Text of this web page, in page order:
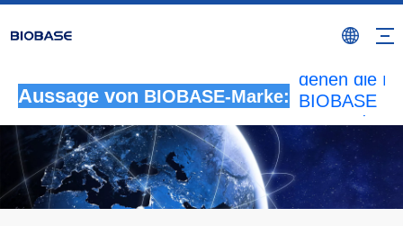
Aussage von BIOBASE-Marke:
autorisierten
Aktivitäten,
BIOBASE
verwendet
werden als
rechtswidrige
Verletzung